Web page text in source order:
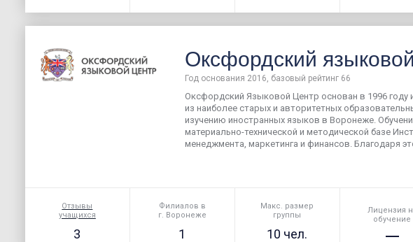
Оксфордский
Год основания 2016, базовый рейтинг 66
Оксфордский Языковой Центр основан в 1996 году
из наиболее старых и авторитетных
изучению иностранных языков в Воронеже.
материально-технической и методической базе
менеджмента, маркетинга и финансов. Благодаря
Отзывы
учащихся
3
Филиалов в
г. Воронеже
1
Макс. размер
группы
10 чел.
Лицензия
обучение